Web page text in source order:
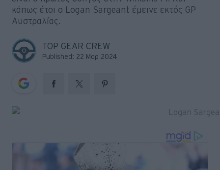
κάπως έτσι ο Logan Sargeant έμεινε εκτός GP
Αυστραλίας.
TOP GEAR CREW
Published: 22 Μαρ 2024
Big Reads
Retro
Moto